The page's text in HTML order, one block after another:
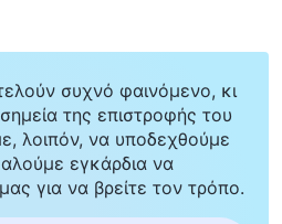
συχνό φαινόμενο, κι
της επιστροφής του
λοιπόν, να υποδεχθούμε
εγκάρδια να
για να βρείτε τον τρόπο.